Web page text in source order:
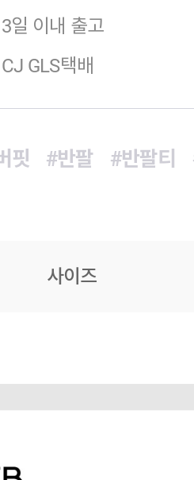
3일 이내 출고
CJ GLS택배
핏 #반팔 #반팔티
사이즈